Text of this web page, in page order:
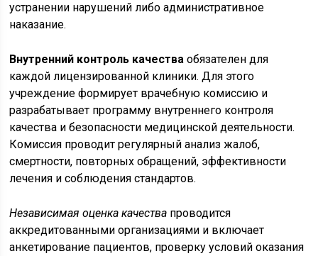
устранении нарушений либо административное
наказание.
Внутренний контроль качества обязателен для
каждой лицензированной клиники. Для этого
учреждение формирует врачебную комиссию и
разрабатывает программу внутреннего контроля
качества и безопасности медицинской деятельности.
Комиссия проводит регулярный анализ жалоб,
смертности, повторных обращений, эффективности
лечения и соблюдения стандартов.
Независимая оценка качества проводится
аккредитованными организациями и включает
анкетирование пациентов, проверку условий оказания